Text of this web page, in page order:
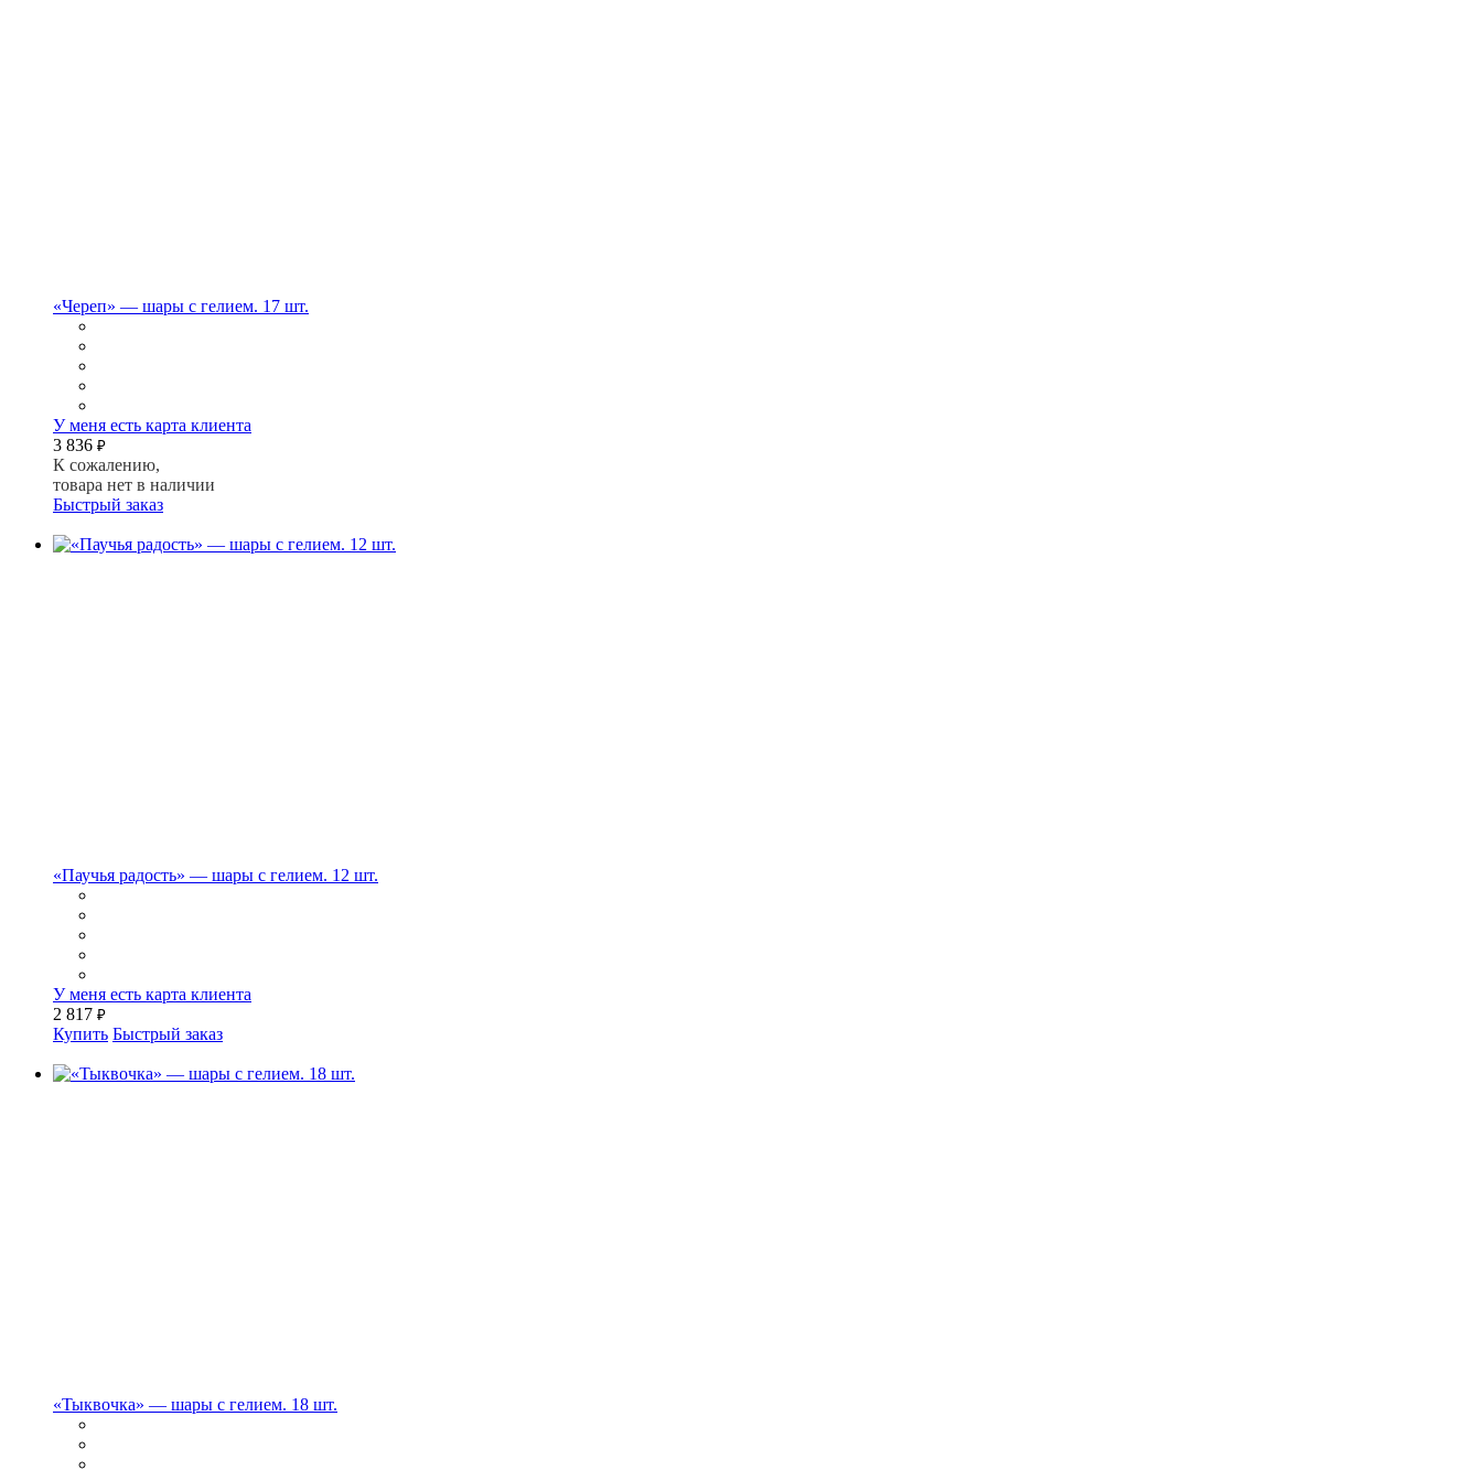
«Череп» — шары с гелием. 17 шт.
У меня есть карта клиента
3 836 ₽
К сожалению,
товара нет в наличии
Быстрый заказ
«Паучья радость» — шары с гелием. 12 шт.
У меня есть карта клиента
2 817 ₽
Купить Быстрый заказ
«Тыквочка» — шары с гелием. 18 шт.